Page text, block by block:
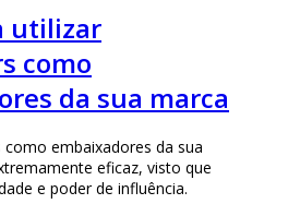
utilizar
como
da sua marca
como embaixadores da sua
eficaz, visto que
e poder de influência.